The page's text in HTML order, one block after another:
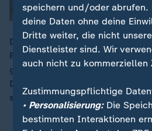
00:05
Deutschland und 66 weitere
Pariser OECD-Tagung eine
gegen Steuertricks wie
Doppelbesteuerungsabkommen
sollen Steuerschlupflöcher
speichern und/oder abrufen.
deine Daten ohne deine
Dritte weiter, die nicht
Dienstleister sind. Wir
auch nicht zu kommerziellen
Zustimmungspflichtige
• Personalisierung:Die
bestimmten Interaktionen